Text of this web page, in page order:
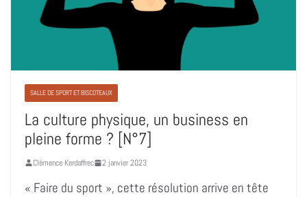
SALLE DE SPORT ET BISCOTEAUX
La culture physique, un business en
pleine forme ? [N°7]
Clémence Kerdaffrec 2 janvier 2023
« Faire du sport », cette résolution arrive en tête